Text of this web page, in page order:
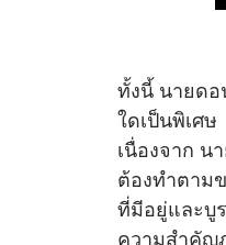
ทั้งนี้ นายดอ
ใดเป็นพิเศษ
เนื่องจาก น
ต้องทำตาม
ที่มีอยู่และบู
ความสำคัญ